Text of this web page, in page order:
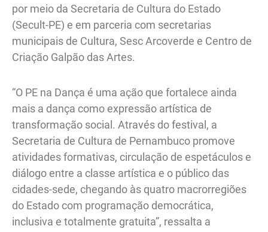
por meio da Secretaria de Cultura do Estado
(Secult-PE) e em parceria com secretarias
municipais de Cultura, Sesc Arcoverde e Centro de
Criação Galpão das Artes.
“O PE na Dança é uma ação que fortalece ainda
mais a dança como expressão artística de
transformação social. Através do festival, a
Secretaria de Cultura de Pernambuco promove
atividades formativas, circulação de espetáculos e
diálogo entre a classe artística e o público das
cidades-sede, chegando às quatro macrorregiões
do Estado com programação democrática,
inclusiva e totalmente gratuita”, ressalta a